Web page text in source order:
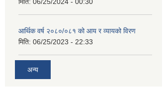
आर्थिक वर्ष २०८०/०८१ को आय र व्यायको विरण
मिति: 06/25/2023 - 22:33
अन्य